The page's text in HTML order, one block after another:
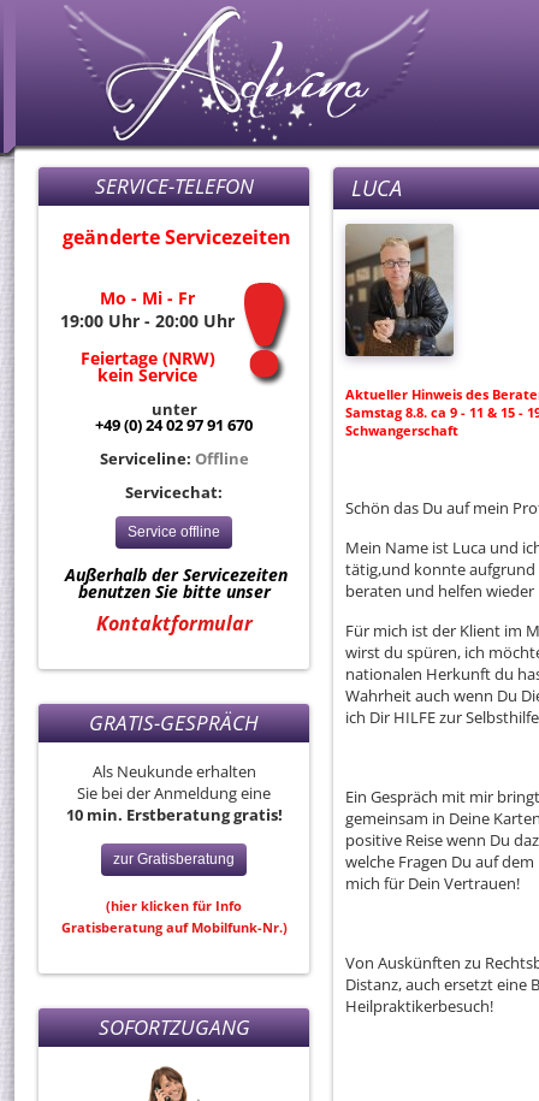
SERVICE-TELEFON
geänderte Servicezeiten
Mo - Mi - Fr
19:00 Uhr - 20:00 Uhr
Feiertage (NRW)
kein Service
unter
+49 (0) 24 02 97 91 670
Serviceline: Offline
Servicechat:
Service offline
Außerhalb der Servicezeiten
benutzen Sie bitte unser
Kontaktformular
GRATIS-GESPRÄCH
Als Neukunde erhalten
Sie bei der Anmeldung eine
10 min. Erstberatung gratis!
zur Gratisberatung
(hier klicken für Info
Gratisberatung auf Mobilfunk-Nr.)
SOFORTZUGANG
LUCA
Aktueller Hinweis des
Samstag 8.8. ca 9 - 11 & 15 -
Schwangerschaft
Schön das Du auf mein
Mein Name ist Luca und
tätig,und konnte aufgrund
beraten und helfen
Für mich ist der Klient im
wirst du spüren, ich
nationalen Herkunft du
Wahrheit auch wenn Du
ich Dir HILFE zur
Ein Gespräch mit mir
gemeinsam in Deine
positive Reise wenn Du
welche Fragen Du auf
mich für Dein Vertrauen!
Von Auskünften zu
Distanz, auch ersetzt eine
Heilpraktikerbesuch!